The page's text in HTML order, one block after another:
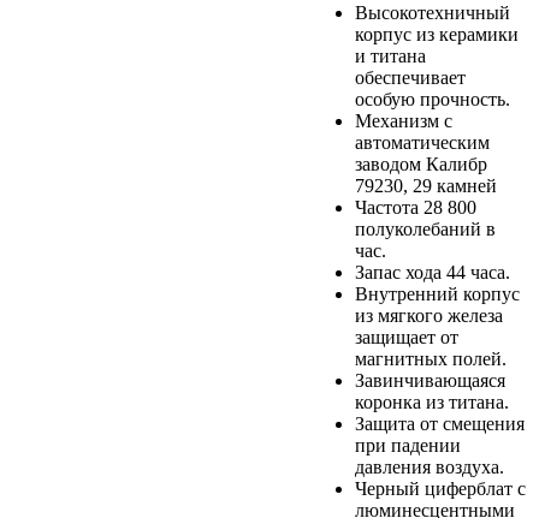
Высокотехничный
корпус из керамики
и титана
обеспечивает
особую прочность.
Механизм с
автоматическим
заводом Калибр
79230, 29 камней
Частота 28 800
полуколебаний в
час.
Запас хода 44 часа.
Внутренний корпус
из мягкого железа
защищает от
магнитных полей.
Завинчивающаяся
коронка из титана.
Защита от смещения
при падении
давления воздуха.
Черный циферблат с
люминесцентными